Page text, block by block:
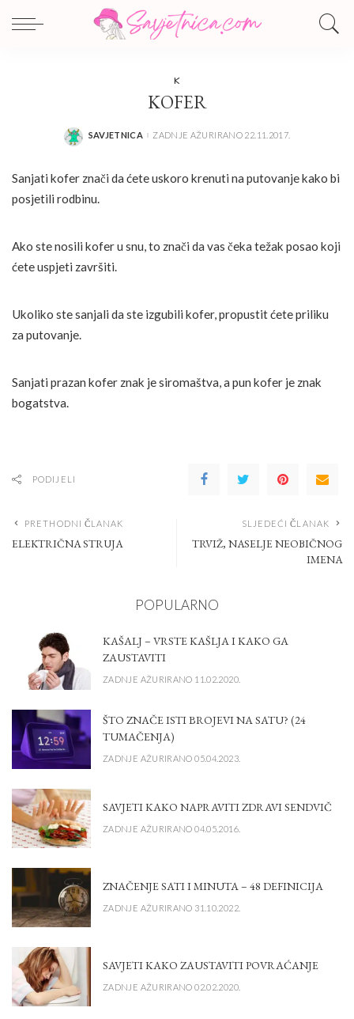
K
KOFER
POSTED
SAVJETNICA ZADNJE AŽURIRANO 22.11.2017.
Sanjati kofer znači da ćete uskoro krenuti na putovanje kako bi
posjetili rodbinu.
Ako ste nosili kofer u snu, to znači da vas čeka težak posao koji
ćete uspjeti završiti.
Ukoliko ste sanjali da ste izgubili kofer, propustit ćete priliku
za putovanje.
Sanjati prazan kofer znak je siromaštva, a pun kofer je znak
bogatstva.
PODIJELI
PRETHODNI ČLANAK
ELEKTRIČNA STRUJA
SLJEDEĆI ČLANAK
TRVIŽ, NASELJE NEOBIČNOG
IMENA
POPULARNO
KAŠALJ – VRSTE KAŠLJA I KAKO GA
ZAUSTAVITI
ZADNJE AŽURIRANO 11.02.2020.
ŠTO ZNAČE ISTI BROJEVI NA SATU? (24
TUMAČENJA)
ZADNJE AŽURIRANO 05.04.2023.
SAVJETI KAKO NAPRAVITI ZDRAVI SENDVIČ
ZADNJE AŽURIRANO 04.05.2016.
ZNAČENJE SATI I MINUTA – 48 DEFINICIJA
ZADNJE AŽURIRANO 31.10.2022.
SAVJETI KAKO ZAUSTAVITI POVRAĆANJE
ZADNJE AŽURIRANO 02.02.2020.